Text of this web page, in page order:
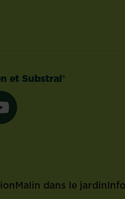
et Substral®
Malin dans le jardin